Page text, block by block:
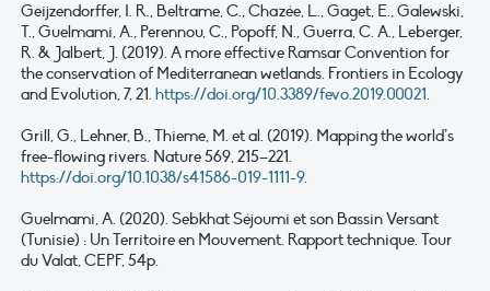
Geijzendorffer, I. R., Beltrame, C., Chazée, L., Gaget, E., Galewski,
T., Guelmami, A., Perennou, C., Popoff, N., Guerra, C. A., Leberger,
R. & Jalbert, J. (2019). A more effective Ramsar Convention for
the conservation of Mediterranean wetlands. Frontiers in Ecology
and Evolution, 7, 21. https://doi.org/10.3389/fevo.2019.00021.
Grill, G., Lehner, B., Thieme, M. et al. (2019). Mapping the world’s
free-flowing rivers. Nature 569, 215–221.
https://doi.org/10.1038/s41586-019-1111-9.
Guelmami, A. (2020). Sebkhat Séjoumi et son Bassin Versant
(Tunisie) : Un Territoire en Mouvement. Rapport technique. Tour
du Valat, CEPF, 54p.